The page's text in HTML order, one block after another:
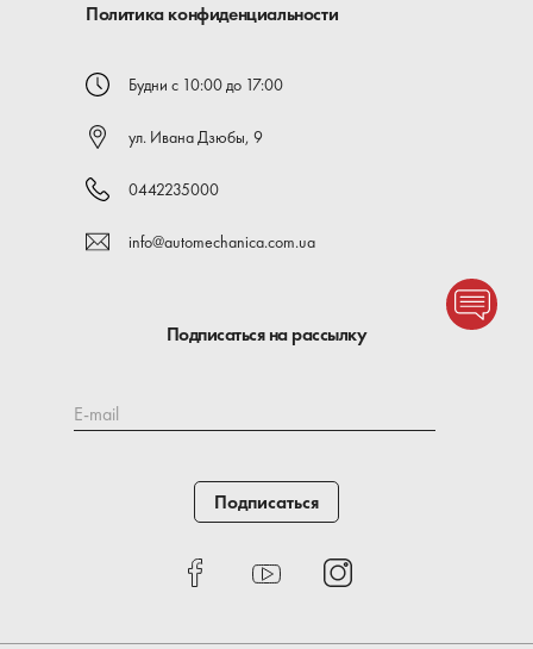
Политика конфиденциальности
Будни с 10:00 до 17:00
ул. Ивана Дзюбы, 9
0442235000
info@automechanica.com.ua
Подписаться на рассылку
E-mail
Подписаться